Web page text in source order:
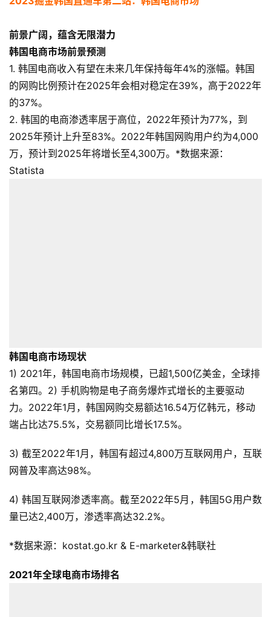
前景广阔，蕴含无限潜力
韩国电商市场前景预测
1. 韩国电商收入有望在未来几年保持每年4%的涨幅。韩国
的网购比例预计在2025年会相对稳定在39%，高于2022年
的37%。
2. 韩国的电商渗透率居于高位，2022年预计为77%，到
2025年预计上升至83%。2022年韩国网购用户约为4,000
万，预计到2025年将增长至4,300万。*数据来源：
Statista
韩国电商市场现状
1) 2021年，韩国电商市场规模，已超1,500亿美金，全球排
名第四。2) 手机购物是电子商务爆炸式增长的主要驱动
力。2022年1月，韩国网购交易额达16.54万亿韩元，移动
端占比达75.5%，交易额同比增长17.5%。
3) 截至2022年1月，韩国有超过4,800万互联网用户，互联
网普及率高达98%。
4) 韩国互联网渗透率高。截至2022年5月，韩国5G用户数
量已达2,400万，渗透率高达32.2%。
*数据来源：kostat.go.kr & E-marketer&韩联社
2021年全球电商市场排名